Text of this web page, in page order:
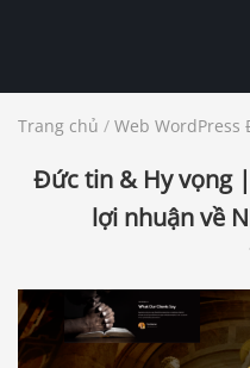
Trang chủ / Web WordPress
Đức tin & Hy vọng
lợi nhuận về